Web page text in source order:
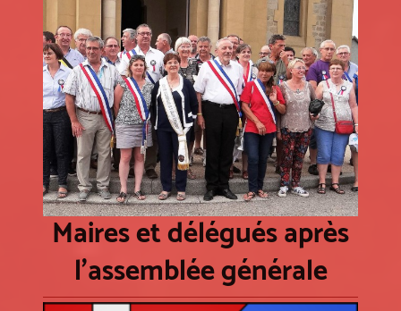
Maires et délégués après
l'assemblée générale